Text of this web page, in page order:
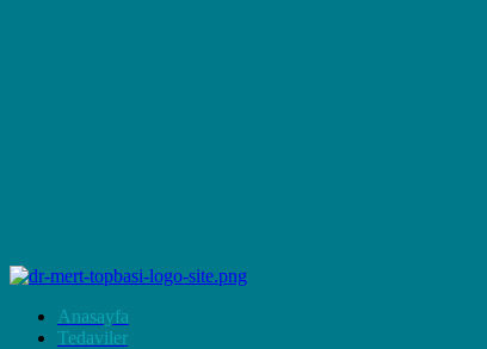
Anasayfa
Tedaviler